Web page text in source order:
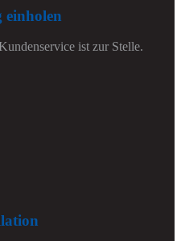
einholen
ist zur Stelle.